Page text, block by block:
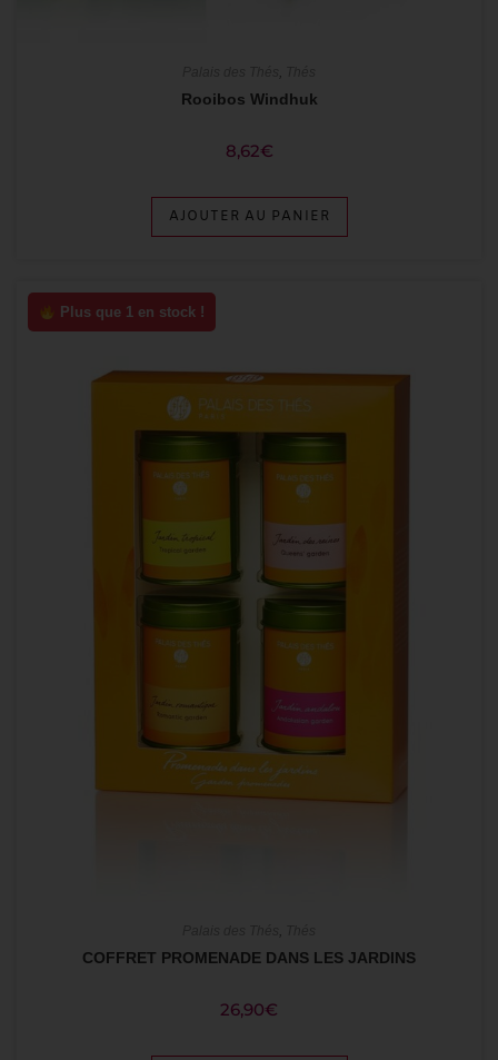
,
Rooibos Windhuk
8,62€
AJOUTER AU PANIER
Plus que 1 en stock !
COFFRET PROMENADE DANS LES JARDINS
26,90€